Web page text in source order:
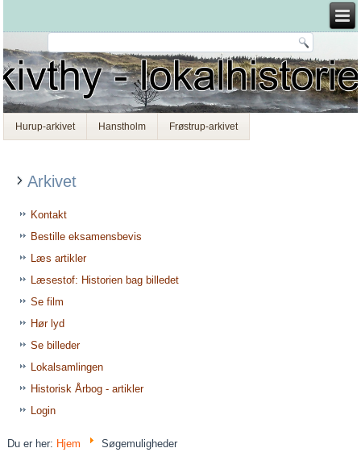
Hurup-arkivet Hanstholm Frøstrup-arkivet
Arkivet
Kontakt
Bestille eksamensbevis
Læs artikler
Læsestof: Historien bag billedet
Se film
Hør lyd
Se billeder
Lokalsamlingen
Historisk Årbog - artikler
Login
Du er her: Hjem Søgemuligheder